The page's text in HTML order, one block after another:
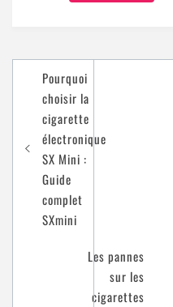
Navigation
l’article
Pourquoi
choisir la
cigarette
électronique
SX Mini :
Guide
complet
SXmini
Les pannes
sur les
cigarettes